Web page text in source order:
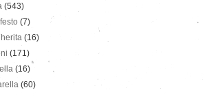
(543)
(7)
(16)
(171)
(16)
(60)